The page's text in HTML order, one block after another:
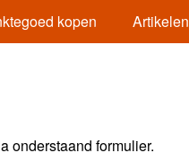
kopen Artikelen
onderstaand formulier.